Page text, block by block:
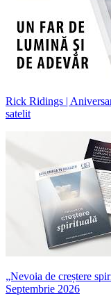
Rick Ridings |
satelit
„Nevoia de creștere
Septembrie 2026